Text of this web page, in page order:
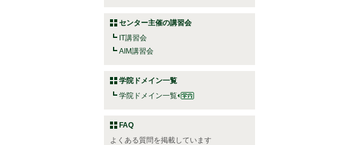
センター主催の講習会
IT講習会
AIM講習会
学院ドメイン一覧
学院ドメイン一覧
FAQ
よくある質問を掲載しています